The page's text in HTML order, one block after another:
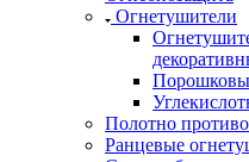
Огнетушители
Полотно
Ранцевые